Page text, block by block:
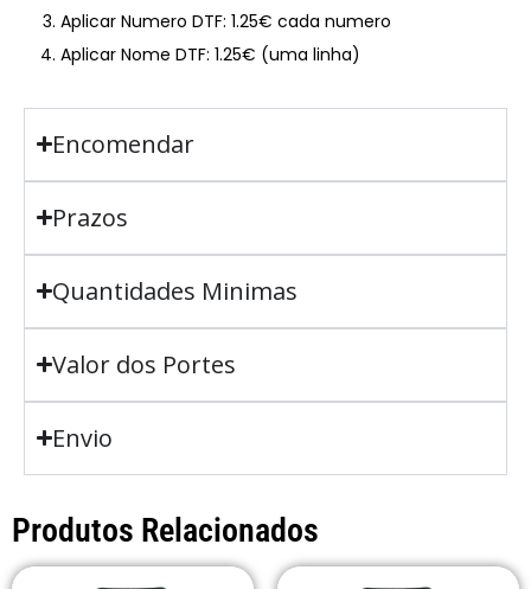
Aplicar Numero DTF: 1.25€ cada numero
Aplicar Nome DTF: 1.25€ (uma linha)
Encomendar
Prazos
Quantidades Minimas
Valor dos Portes
Envio
Produtos Relacionados